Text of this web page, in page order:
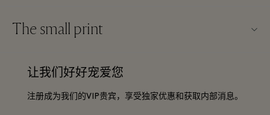
下载应用程序
常见问题
成为合作伙伴
The small print
Discount terms and conditions
让我们好好宠爱您
注册成为我们的VIP贵宾，享受独家优惠和获取内部消息。